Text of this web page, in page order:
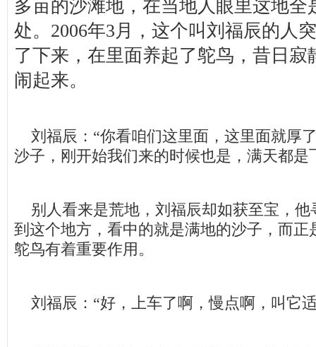
多亩的沙滩地，在当地人眼里这地全
处。2006年3月，这个叫刘福辰的人
了下来，在里面养起了鸵鸟，昔日寂
闹起来。
刘福辰：“你看咱们这里面，这里面就厚
沙子，刚开始我们来的时候也是，满天都是
别人看来是荒地，刘福辰却如获至宝，他
到这个地方，看中的就是满地的沙子，而正
鸵鸟有着重要作用。
刘福辰：“好，上车了啊，慢点啊，叫它